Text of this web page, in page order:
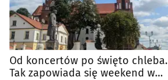
Od koncertów po święto chleba.
Tak zapowiada się weekend w